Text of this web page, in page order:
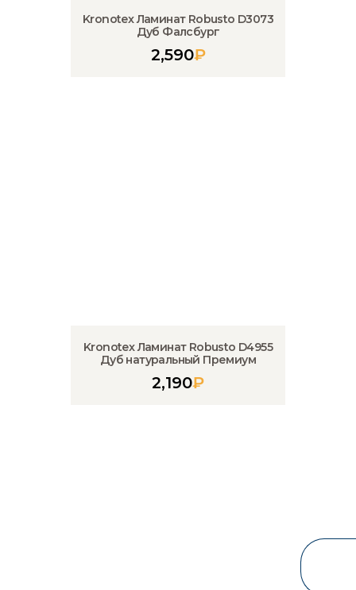
Kronotex Ламинат Robusto D3073
Дуб Фалсбург
2,590₽
Kronotex Ламинат Robusto D4955
Дуб натуральный Премиум
2,190₽